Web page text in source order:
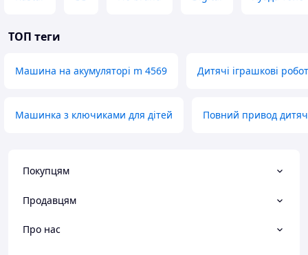
ТОП теги
Машина на акумуляторі m 4569 Дитячі іграшкові
Машинка з ключиками для дітей Повний привод
Покупцям
Продавцям
Про нас